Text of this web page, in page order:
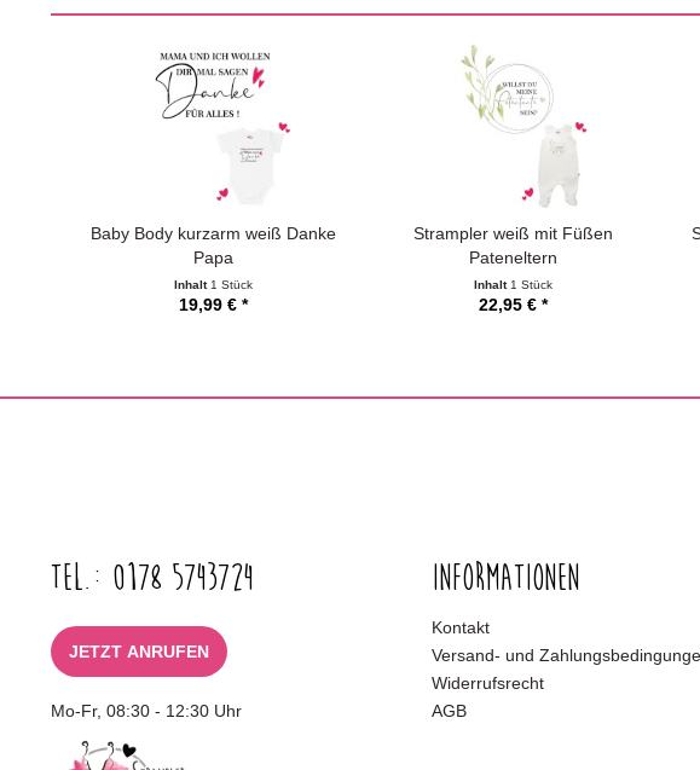
Baby Body kurzarm weiß Danke
Papa
Inhalt 1 Stück
19,99 € *
Strampler weiß mit Füßen
Pateneltern
Inhalt 1 Stück
22,95 € *
Tel.: 0178 5743724
JETZT ANRUFEN
Mo-Fr, 08:30 - 12:30 Uhr
Informationen
Kontakt
Versand- und
Widerrufsrecht
AGB